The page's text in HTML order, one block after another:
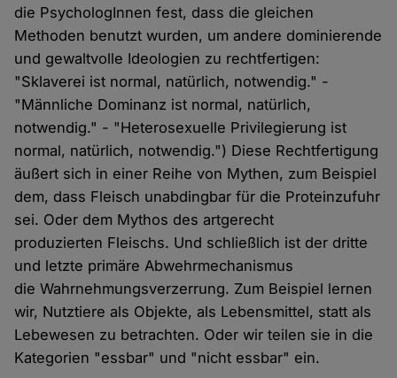
die PsychologInnen fest, dass die gleichen
Methoden benutzt wurden, um andere dominierende
und gewaltvolle Ideologien zu rechtfertigen:
"Sklaverei ist normal, natürlich, notwendig." -
"Männliche Dominanz ist normal, natürlich,
notwendig." - "Heterosexuelle Privilegierung ist
normal, natürlich, notwendig.") Diese Rechtfertigung
äußert sich in einer Reihe von Mythen, zum Beispiel
dem, dass Fleisch unabdingbar für die Proteinzufuhr
sei. Oder dem Mythos des artgerecht
produzierten Fleischs. Und schließlich ist der dritte
und letzte primäre Abwehrmechanismus
die Wahrnehmungsverzerrung. Zum Beispiel lernen
wir, Nutztiere als Objekte, als Lebensmittel, statt als
Lebewesen zu betrachten. Oder wir teilen sie in die
Kategorien "essbar" und "nicht essbar" ein.